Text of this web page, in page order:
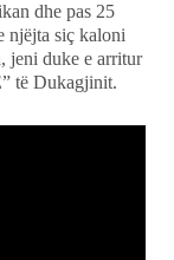
dhe pas 25
njëjta siç kaloni
jeni duke e arritur
të Dukagjinit.